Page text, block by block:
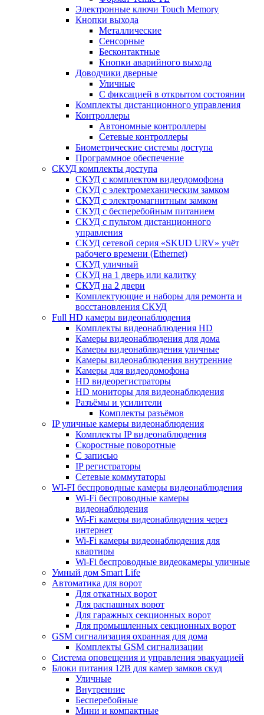
Электронные ключи Touch Memory
Кнопки выхода
Металлические
Сенсорные
Бесконтактные
Кнопки аварийного выхода
Доводчики дверные
Уличные
С фиксацией в открытом состоянии
Комплекты дистанционного управления
Контроллеры
Автономные контроллеры
Сетевые контроллеры
Биометрические системы доступа
Программное обеспечение
СКУД комплекты доступа
СКУД с комплектом видеодомофона
СКУД с электромеханическим замком
СКУД с электромагнитным замком
СКУД с бесперебойным питанием
СКУД с пультом дистанционного
управления
СКУД сетевой серия «SKUD URV» учёт
рабочего времени (Ethernet)
СКУД уличный
СКУД на 1 дверь или калитку
СКУД на 2 двери
Комплектующие и наборы для ремонта и
восстановления СКУД
Full HD камеры видеонаблюдения
Комплекты видеонаблюдения HD
Камеры видеонаблюдения для дома
Камеры видеонаблюдения уличные
Камеры видеонаблюдения внутренние
Камеры для видеодомофона
HD видеорегистраторы
HD мониторы для видеонаблюдения
Разъёмы и усилители
Комплекты разъёмов
IP уличные камеры видеонаблюдения
Комплекты IP видеонаблюдения
Скоростные поворотные
С записью
IP регистраторы
Сетевые коммутаторы
WI-FI беспроводные камеры видеонаблюдения
Wi-Fi беспроводные камеры
видеонаблюдения
Wi-Fi камеры видеонаблюдения через
интернет
Wi-Fi камеры видеонаблюдения для
квартиры
Wi-Fi беспроводные видеокамеры уличные
Умный дом Smart Life
Автоматика для ворот
Для откатных ворот
Для распашных ворот
Для гаражных секционных ворот
Для промышленных секционных ворот
GSM сигнализация охранная для дома
Комплекты GSM сигнализации
Cистема оповещения и управления эвакуацией
Блоки питания 12В для камер замков скуд
Уличные
Внутренние
Бесперебойные
Мини и компактные